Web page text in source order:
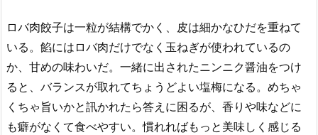
ロバ肉餃子は一粒が結構でかく、皮は細かなひだを重ねて
いる。餡にはロバ肉だけでなく玉ねぎが使われているの
か、甘めの味わいだ。一緒に出されたニンニク醤油をつけ
ると、バランスが取れてちょうどよい塩梅になる。めちゃ
くちゃ旨いかと訊かれたら答えに困るが、香りや味などに
も癖がなくて食べやすい。慣れればもっと美味しく感じる